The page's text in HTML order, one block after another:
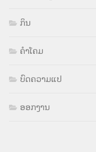
ກິນ
ຄຳໂຄມ
ບົດຄວາມແປ
ອອກງານ